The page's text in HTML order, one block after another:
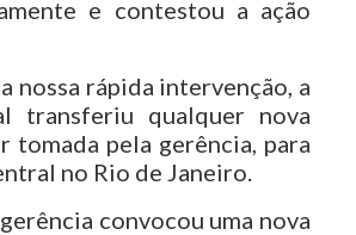
e contestou a ação
nossa rápida intervenção, a
transferiu qualquer nova
tomada pela gerência, para
no Rio de Janeiro.
convocou uma nova